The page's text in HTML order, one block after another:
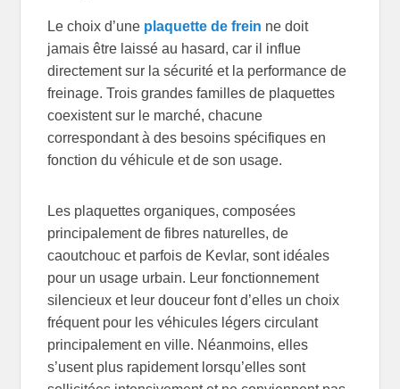
Le choix d’une plaquette de frein ne doit
jamais être laissé au hasard, car il influe
directement sur la sécurité et la performance de
freinage. Trois grandes familles de plaquettes
coexistent sur le marché, chacune
correspondant à des besoins spécifiques en
fonction du véhicule et de son usage.
Les plaquettes organiques, composées
principalement de fibres naturelles, de
caoutchouc et parfois de Kevlar, sont idéales
pour un usage urbain. Leur fonctionnement
silencieux et leur douceur font d’elles un choix
fréquent pour les véhicules légers circulant
principalement en ville. Néanmoins, elles
s’usent plus rapidement lorsqu’elles sont